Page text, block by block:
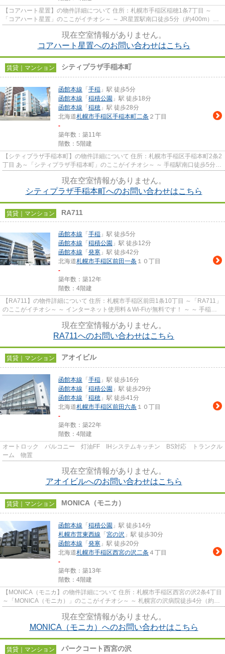
【コアハート星置】の物件詳細について 住所：札幌市手稲区稲穂1条7丁目 ～
「コアハート星置」のここがイチオシ～ ～ JR星置駅南口徒歩5分（約400m）。
現在空室情報がありません。
コアハート星置へのお問い合わせはこちら
賃貸｜マンション シティプラザ手稲本町
函館本線 「 手稲 」駅 徒歩5分
函館本線 「 稲積公園 」駅 徒歩18分
函館本線 「 稲穂 」駅 徒歩28分
北海道札幌市手稲区手稲本町二条 ２丁目
-
築年数：築11年
階数：5階建
【シティプラザ手稲本町】の物件詳細について 住所：札幌市手稲区手稲本町2条2
丁目 あ～「シティプラザ手稲本町」のここがイチオシ～ ～ 手稲駅南口徒歩5分
現在空室情報がありません。
シティプラザ手稲本町へのお問い合わせはこちら
賃貸｜マンション RA711
函館本線 「 手稲 」駅 徒歩5分
函館本線 「 稲積公園 」駅 徒歩12分
函館本線 「 発寒 」駅 徒歩42分
北海道札幌市手稲区前田一条 １０丁目
-
築年数：築12年
階数：4階建
【RA711】の物件詳細について 住所：札幌市手稲区前田1条10丁目 ～「RA711」
のここがイチオシ～ ～ インターネット使用料＆Wi-Fiが無料です！ ～ ～ 手稲渓
現在空室情報がありません。
RA711へのお問い合わせはこちら
賃貸｜マンション アオイビル
函館本線 「 手稲 」駅 徒歩16分
函館本線 「 稲積公園 」駅 徒歩29分
函館本線 「 稲穂 」駅 徒歩41分
北海道札幌市手稲区前田六条 １０丁目
-
築年数：築22年
階数：4階建
オートロック バルコニー 灯油FF IHシステムキッチン BS対応 トランクル
ーム 物置
現在空室情報がありません。
アオイビルへのお問い合わせはこちら
賃貸｜マンション MONICA（モニカ）
函館本線 「 稲積公園 」駅 徒歩14分
札幌市営東西線 「 宮の沢 」駅 徒歩30分
函館本線 「 発寒 」駅 徒歩20分
北海道札幌市手稲区西宮の沢二条 ４丁目
-
築年数：築13年
階数：4階建
【MONICA（モニカ】の物件詳細について 住所：札幌市手稲区西宮の沢2条4丁目
～「MONICA（モニカ）」のここがイチオシ～ ～ 札幌宮の沢病院徒歩4分（約
現在空室情報がありません。
MONICA（モニカ）へのお問い合わせはこちら
賃貸｜マンション パークコート西宮の沢